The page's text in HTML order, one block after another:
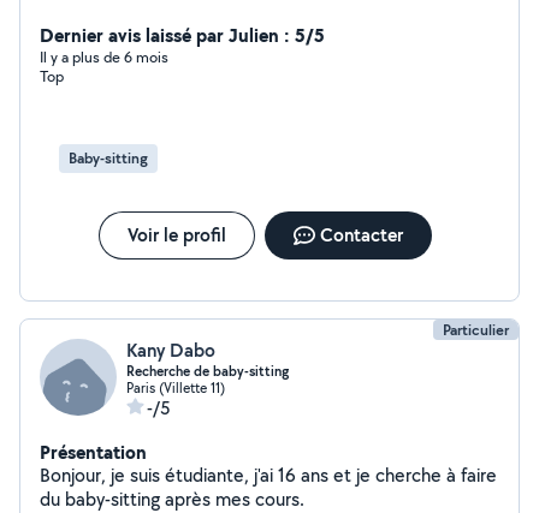
Dernier avis laissé par Julien : 5/5
Il y a plus de 6 mois
Top
Baby-sitting
Voir le profil Contacter
Particulier
Kany Dabo
Recherche de baby-sitting
Paris (Villette 11)
-/5
Présentation
Bonjour, je suis étudiante, j'ai 16 ans et je cherche à faire
du baby-sitting après mes cours.